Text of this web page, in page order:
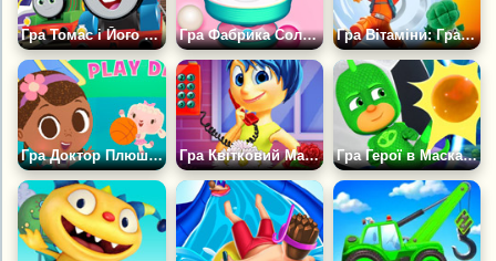
Гра Томас і Його Друзі: Залізнична Плутанина Гра Фабрика Солодкої Вати Гра Вітаміни: Грай і Вигравай
Гра Доктор Плюшева: Ігровий День Гра Квітковий Магазин Радості Гра Герої в Масках: Липкий Футбол